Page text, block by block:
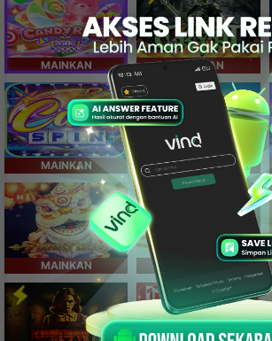
MAINKAN MAINKAN
MAINKAN MAINKAN
MAINKAN MAINKAN